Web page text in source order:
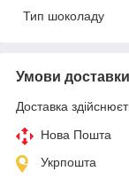
Тип шоколаду
Умови доставки
Доставка
Нова Пошта
Укрпошта